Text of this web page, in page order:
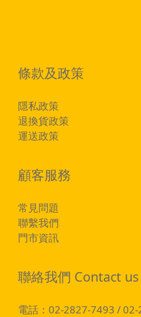
條款及政策
隱私政策
退換貨政策
運送政策
顧客服務
常見問題
聯繫我們
門市資訊
聯絡我們 Contact us
電話：02-2827-7493 /